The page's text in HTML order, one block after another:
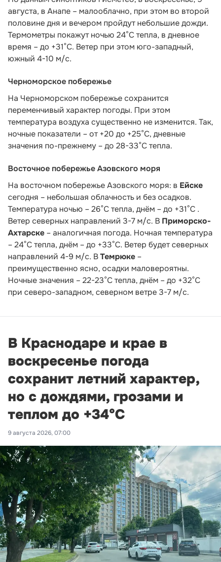
августа, в Анапе – малооблачно, при этом во второй
половине дня и вечером пройдут небольшие дожди.
Термометры покажут ночью 24°C тепла, в дневное
время – до +31°C. Ветер при этом юго-западный,
южный 4-10 м/с.
Черноморское побережье
На Черноморском побережье сохранится
переменчивый характер погоды. При этом
температура воздуха существенно не изменится. Так,
ночные показатели – от +20 до +25°С, дневные
значения по-прежнему – до 28-33°С тепла.
Восточное побережье Азовского моря
На восточном побережье Азовского моря: в Ейске
сегодня – небольшая облачность и без осадков.
Температура ночью – 26°С тепла, днём – до +31°С .
Ветер северных направлений 3-7 м/с. В Приморско-
Ахтарске – аналогичная погода. Ночная температура
– 24°С тепла, днём – до +33°С. Ветер будет северных
направлений 4-9 м/с. ВТемрюке –
преимущественно ясно, осадки маловероятны.
Ночные значения – 22-23°С тепла, днём – до +32°С
при северо-западном, северном ветре 3-7 м/с.
В Краснодаре и крае в
воскресенье погода
сохранит летний характер,
но с дождями, грозами и
теплом до +34°С
9 августа 2026, 07:00